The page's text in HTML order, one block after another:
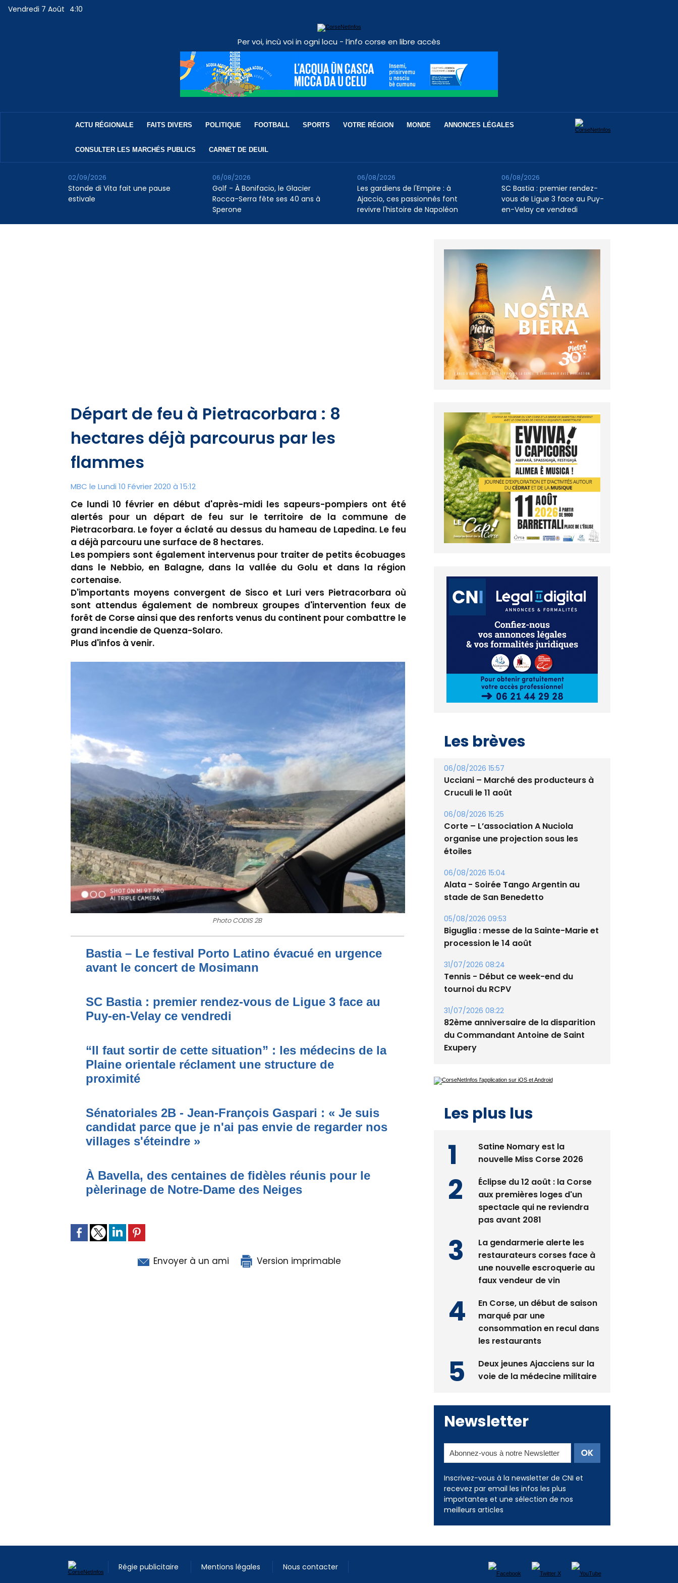
Vendredi 7 Août 4:10
Per voi, incù voi in ogni locu - l’info corse en libre accès
ACTU RÉGIONALE FAITS DIVERS POLITIQUE FOOTBALL SPORTS VOTRE RÉGION MONDE ANNONCES LÉGALES
CONSULTER LES MARCHÉS PUBLICS CARNET DE DEUIL
Stonde di Vita fait une pause
estivale
02/09/2026
Golf - À Bonifacio, le Glacier
Rocca-Serra fête ses 40 ans à
Sperone
06/08/2026
Les gardiens de l'Empire : à
Ajaccio, ces passionnés font
revivre l'histoire de Napoléon
06/08/2026
SC Bastia : premier rendez-
vous de Ligue 3 face au Puy-
en-Velay ce vendredi
06/08/2026
Départ de feu à Pietracorbara : 8
hectares déjà parcourus par les
flammes
MBC le Lundi 10 Février 2020 à 15:12
Ce lundi 10 février en début d'après-midi les sapeurs-pompiers ont été
alertés pour un départ de feu sur le territoire de la commune de
Pietracorbara. Le foyer a éclaté au dessus du hameau de Lapedina. Le feu
a déjà parcouru une surface de 8 hectares.
Les pompiers sont également intervenus pour traiter de petits écobuages
dans le Nebbio, en Balagne, dans la vallée du Golu et dans la région
cortenaise.
D'importants moyens convergent de Sisco et Luri vers Pietracorbara où
sont attendus également de nombreux groupes d'intervention feux de
forêt de Corse ainsi que des renforts venus du continent pour combattre le
grand incendie de Quenza-Solaro.
Plus d'infos à venir.
Photo CODIS 2B
Bastia – Le festival Porto Latino évacué en urgence
avant le concert de Mosimann
SC Bastia : premier rendez-vous de Ligue 3 face au
Puy-en-Velay ce vendredi
“Il faut sortir de cette situation” : les médecins de la
Plaine orientale réclament une structure de
proximité
Sénatoriales 2B - Jean-François Gaspari : « Je suis
candidat parce que je n'ai pas envie de regarder nos
villages s'éteindre »
À Bavella, des centaines de fidèles réunis pour le
pèlerinage de Notre-Dame des Neiges
Envoyer à un ami Version imprimable
06/08/2026 15:57
Cruculi le 11 août
06/08/2026 15:25
organise une projection sous les
étoiles
06/08/2026 15:04
stade de San Benedetto
05/08/2026 09:53
procession le 14 août
31/07/2026 08:24
tournoi du RCPV
31/07/2026 08:22
du Commandant Antoine de Saint
Exupery
Éclipse du 12 août : la Corse
spectacle qui ne reviendra
pas avant 2081
La gendarmerie alerte les
une nouvelle escroquerie au
faux vendeur de vin
En Corse, un début de saison
consommation en recul dans
les restaurants
Deux jeunes Ajacciens sur la
Inscrivez-vous à la newsletter de CNI et
recevez par email les infos les plus
importantes et une sélection de nos
meilleurs articles
Régie publicitaire Mentions légales Nous contacter